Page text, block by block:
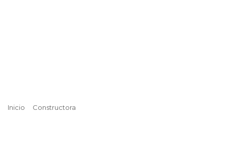
Inicio Constructora